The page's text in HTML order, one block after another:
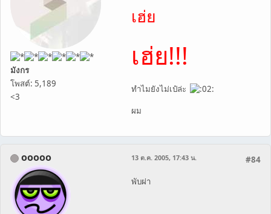
มังกร
โพสต์: 5,189
<3
เฮ่ย
เฮ่ย!!!
ทำไมยังไม่เป๋ล่ะ
ผม
ooooo #84
13 ต.ค. 2005, 17:43 น.
พับผ่า